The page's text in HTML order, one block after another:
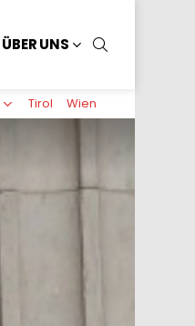
ÜBER UNS
Tirol
Wien